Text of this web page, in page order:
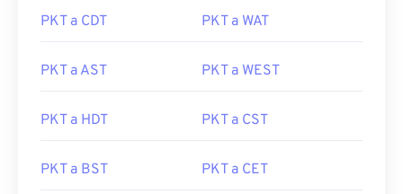
PKT a CDT PKT a WAT
PKT a AST PKT a WEST
PKT a HDT PKT a CST
PKT a BST PKT a CET